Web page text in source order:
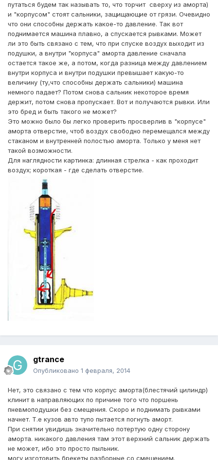
путаться будем так называть то, что торчит сверху из аморта)
и "корпусом" стоят сальники, защищающие от грязи. Очевидно
что они способны держать какое-то давление. Так вот
поднимается машина плавно, а спускается рывками. Может
ли это быть связано с тем, что при спуске воздух выходит из
подушки, а внутри "корпуса" аморта давление сначала
остается такое же, а потом, когда разница между давлением
внутри корпуса и внутри подушки превышает какую-то
величину (ту,что способны держать сальники) машина
немного падает? Потом снова сальник некоторое время
держит, потом снова пропускает. Вот и получаются рывки. Или
это бред и быть такого не может?
Это можно было бы легко проверить просверлив в "корпусе"
аморта отверстие, чтоб воздух свободно перемещался между
стаканом и внутренней полостью аморта. Только у меня нет
такой возможности.
Для наглядности картинка: длинная стрелка - как проходит
воздух; короткая - где сделать отверстие.
gtrance
Опубликовано 1 февраля, 2014
Нет, это связано с тем что корпус аморта(блестячий цилиндр)
клинит в направляющих по причине того что поршень
пневмоподушки без смещения. Скоро и поднимать рывками
начнет. Т.е кузов авто тупо пытается погнуть аморт.
При снятии увидишь значительно потертую одну сторону
аморта. никакого давления там этот верхний сальник держать
не может, ибо это просто пыльник.
могу изготовить брекеты разборные со смещением.